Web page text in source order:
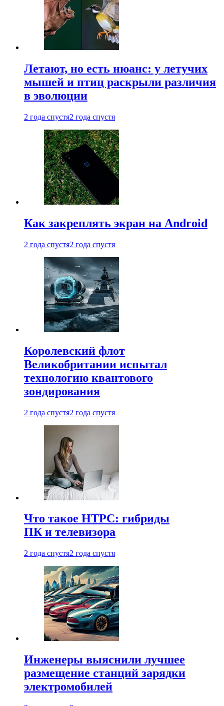
Летают, но есть нюанс: у летучих
мышей и птиц раскрыли различия
в эволюции
2 года спустя2 года спустя
Как закреплять экран на Android
2 года спустя2 года спустя
Королевский флот
Великобритании испытал
технологию квантового
зондирования
2 года спустя2 года спустя
Что такое HTPC: гибриды
ПК и телевизора
2 года спустя2 года спустя
Инженеры выяснили лучшее
размещение станций зарядки
электромобилей